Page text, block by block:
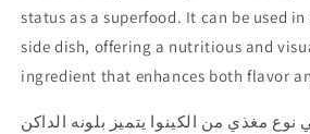
status as a superfood. It can be used
side dish, offering a nutritious and
ingredient that enhances both flavor
نوع مغذي من الكينوا يتميز بلونه الداكن